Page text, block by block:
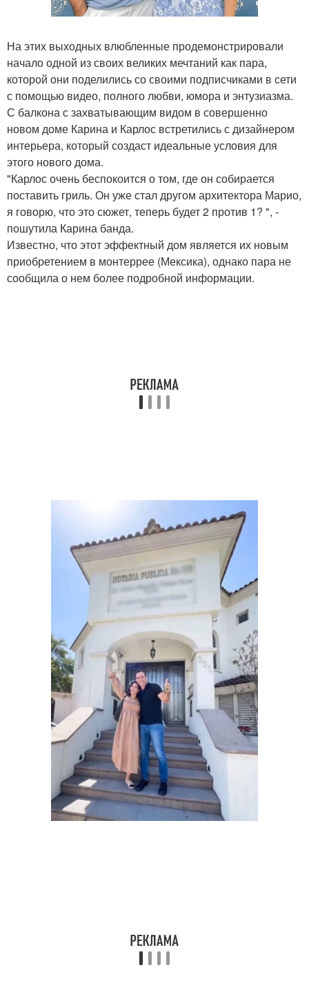
На этих выходных влюбленные продемонстрировали
начало одной из своих великих мечтаний как пара,
которой они поделились со своими подписчиками в сети
с помощью видео, полного любви, юмора и энтузиазма.
С балкона с захватывающим видом в совершенно
новом доме Карина и Карлос встретились с дизайнером
интерьера, который создаст идеальные условия для
этого нового дома.
"Карлос очень беспокоится о том, где он собирается
поставить гриль. Он уже стал другом архитектора Марио,
я говорю, что это сюжет, теперь будет 2 против 1? ", -
пошутила Карина банда.
Известно, что этот эффектный дом является их новым
приобретением в монтеррее (Мексика), однако пара не
сообщила о нем более подробной информации.